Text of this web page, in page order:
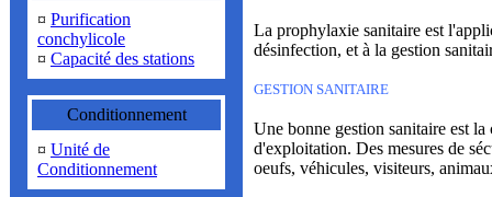
¤ Purification
conchylicole
¤ Capacité des stations
Conditionnement
¤ Unité de
Conditionnement
La prophylaxie sanitaire est
désinfection, et à la gestion
GESTION SANITAIRE
Une bonne gestion sanitaire est
d'exploitation. Des mesures de
oeufs, véhicules, visiteurs,